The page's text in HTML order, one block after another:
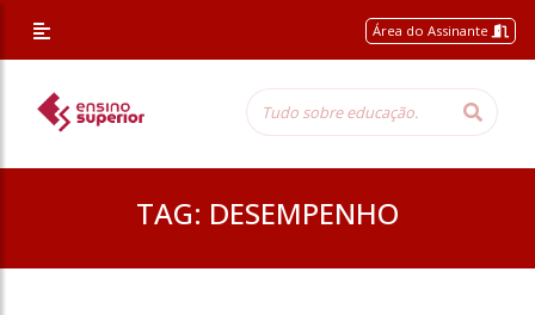
Área do Assinante
TAG: DESEMPENHO